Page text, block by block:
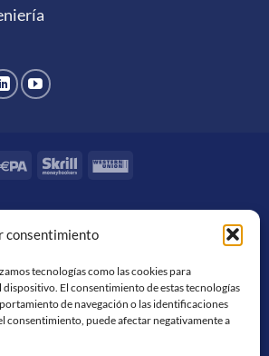
consentimiento
tecnologías como las cookies para
El consentimiento de estas tecnologías
de navegación o las identificaciones
consentimiento, puede afectar negativamente a
Sepa Skrill
Western